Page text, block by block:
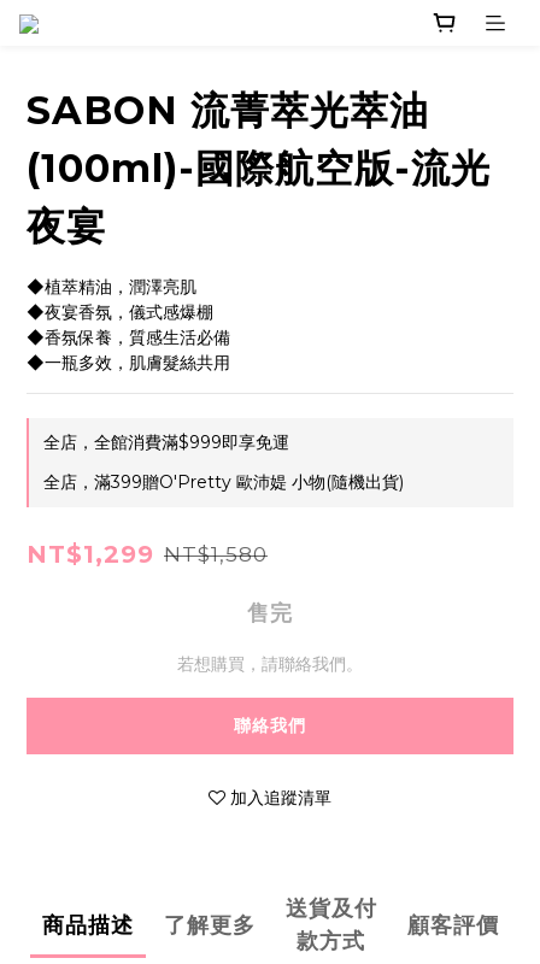
SABON 流菁萃光萃油
(100ml)-國際航空版-流光
夜宴
◆植萃精油，潤澤亮肌
◆夜宴香氛，儀式感爆棚
◆香氛保養，質感生活必備
◆一瓶多效，肌膚髮絲共用
全店，全館消費滿$999即享免運
全店，滿399贈O'Pretty 歐沛媞 小物(隨機出貨)
NT$1,299 NT$1,580
售完
若想購買，請聯絡我們。
聯絡我們
加入追蹤清單
商品描述 了解更多
送貨及付
款方式
顧客評價